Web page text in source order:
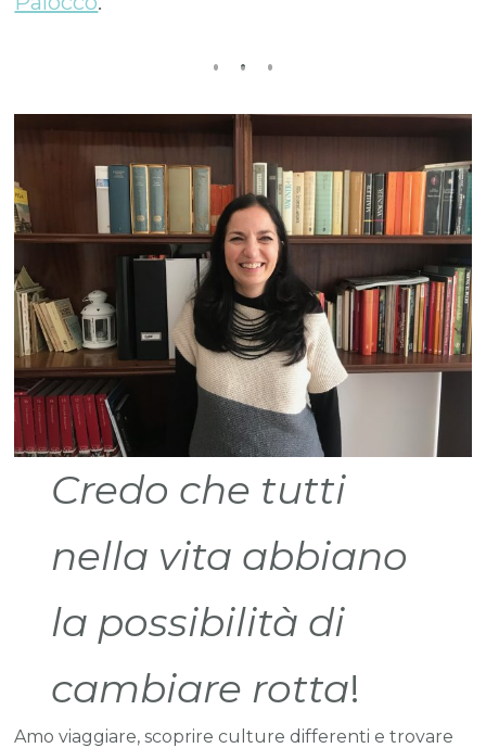
Credo che tutti
nella vita abbiano
la possibilità di
cambiare rotta!
Amo viaggiare, scoprire culture differenti e trovare